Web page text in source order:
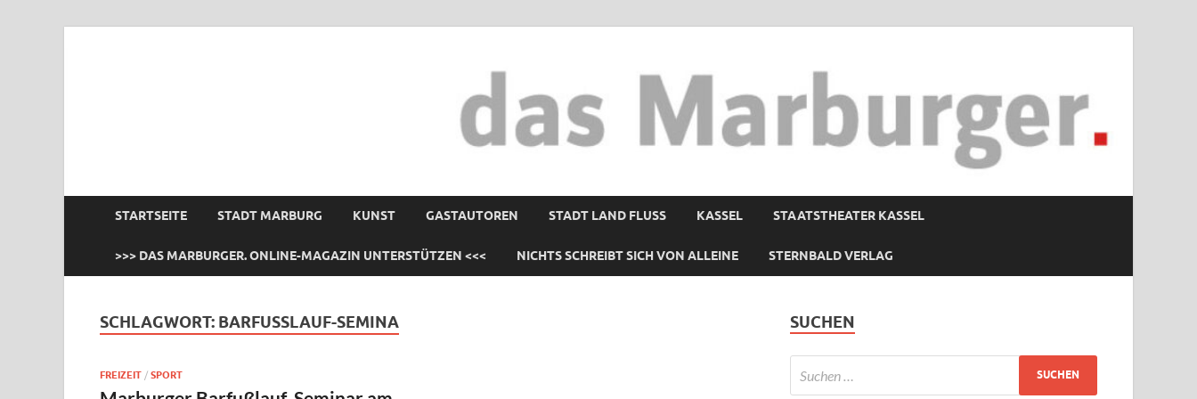
STARTSEITE STADT MARBURG KUNST GASTAUTOREN STADT LAND FLUSS KASSEL STAATSTHEATER KASSEL
>>> DAS MARBURGER. ONLINE-MAGAZIN UNTERSTÜTZEN <<< NICHTS SCHREIBT SICH VON ALLEINE STERNBALD VERLAG
SCHLAGWORT: BARFUSSLAUF-SEMINA
FREIZEIT / SPORT
SUCHEN